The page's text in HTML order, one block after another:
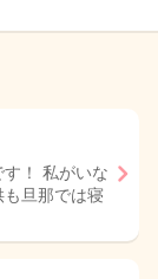
！ 私がいな
旦那では寝